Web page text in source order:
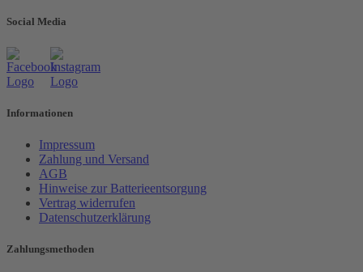
Social Media
Informationen
Impressum
Zahlung und Versand
AGB
Hinweise zur Batterieentsorgung
Vertrag widerrufen
Datenschutzerklärung
Zahlungsmethoden